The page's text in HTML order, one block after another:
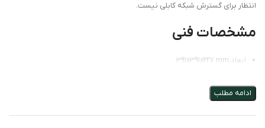
انتظار برای گسترش شبکه کابلی نیست.
مشخصات فنی
ابعاد 391x391x227 mm
سازگار با استاندارد 802.3af/at
دارای یک عدد شیار مخصوص جهت اتصال کارتهای miniPCI-e
ادامه مطلب